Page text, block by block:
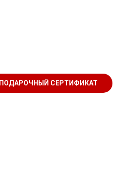
ПОДАРОЧНЫЙ СЕРТИФИКАТ